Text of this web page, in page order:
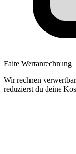
Faire Wertanrechnung
Wir rechnen
reduzierst du deine